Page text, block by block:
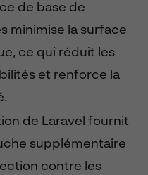
de base de
minimise la surface
ce qui réduit les
et renforce la
de Laravel fournit
supplémentaire
contre les